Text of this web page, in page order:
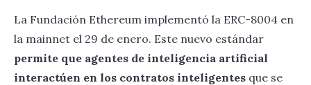
La Fundación Ethereum implementó la ERC-8004 en
la mainnet el 29 de enero. Este nuevo estándar
permite que agentes de inteligencia artificial
interactúen en los contratos inteligentes que se